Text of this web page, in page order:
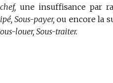
une insuffisance par
Sous-payer,ou encore la
louer, Sous-traiter.